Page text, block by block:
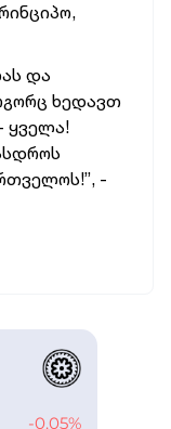
და
ხედავთ
ყველა!
-